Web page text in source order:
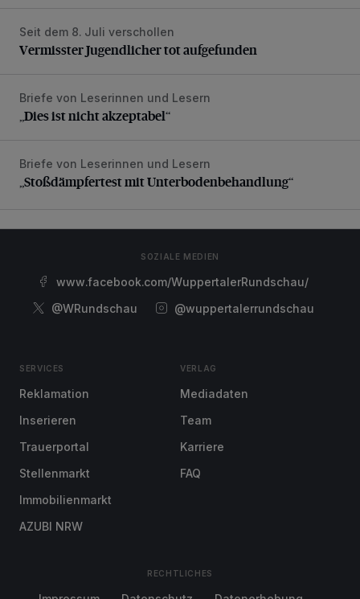
Vermisster Jugendlicher tot aufgefunden
Seit dem 8. Juli verschollen
Vermisster Jugendlicher tot aufgefunden
„Dies ist nicht akzeptabel“
Briefe von Leserinnen und Lesern
„Dies ist nicht akzeptabel“
„Stoßdämpfertest mit Unterbodenbehandlung“
Briefe von Leserinnen und Lesern
„Stoßdämpfertest mit Unterbodenbehandlung“
SOZIALE MEDIEN
www.facebook.com/WuppertalerRundschau/
@WRundschau
@wuppertalerrundschau
SERVICES
Reklamation
Inserieren
Trauerportal
Stellenmarkt
Immobilienmarkt
AZUBI NRW
VERLAG
Mediadaten
Team
Karriere
FAQ
RECHTLICHES